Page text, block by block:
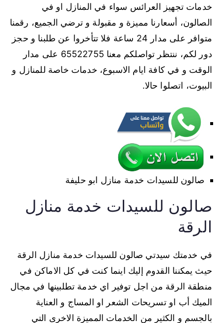
خدمات تجهيز العرائس سواء في المنازل او في
الصالون، أسعارنا مميزة و مقبولة و ترضي الجميع، رقمنا
متوافر على مدار 24 ساعة فلا تتأخروا عن طلبنا و حجز
دور لكم، ننتظر تواصلكم معنا 65522755 على مدار
الوقت و في كافة ايام الاسبوع، خدمات خاصة للمنازل و
البيوت، اتصلوا حالا.
صالون للسيدات خدمة منازل ابو حليفة
صالون للسيدات خدمة منازل
الرقة
في خدمتك سيدتي صالون للسيدات خدمة منازل الرقة
حيث يمكننا القدوم إليك اينما كنت في كل الاماكن في
منطقة الرقة من اجل توفير اي خدمة تطلبينها في مجال
الميك أب او تسريحات الشعر او المساج و العناية
بالجسم و الكثير من الخدمات المميزة الاخرى التي